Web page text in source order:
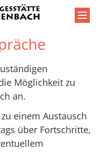
Möglichkeit zu
an.
einem Austausch
über Fortschritte,